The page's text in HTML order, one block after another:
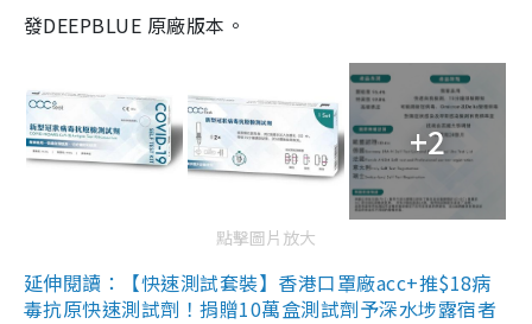
發DEEPBLUE 原廠版本。
+2
點擊圖片放大
延伸閱讀：【快速測試套裝】香港口罩廠acc+推$18病
毒抗原快速測試劑！捐贈10萬盒測試劑予深水埗露宿者